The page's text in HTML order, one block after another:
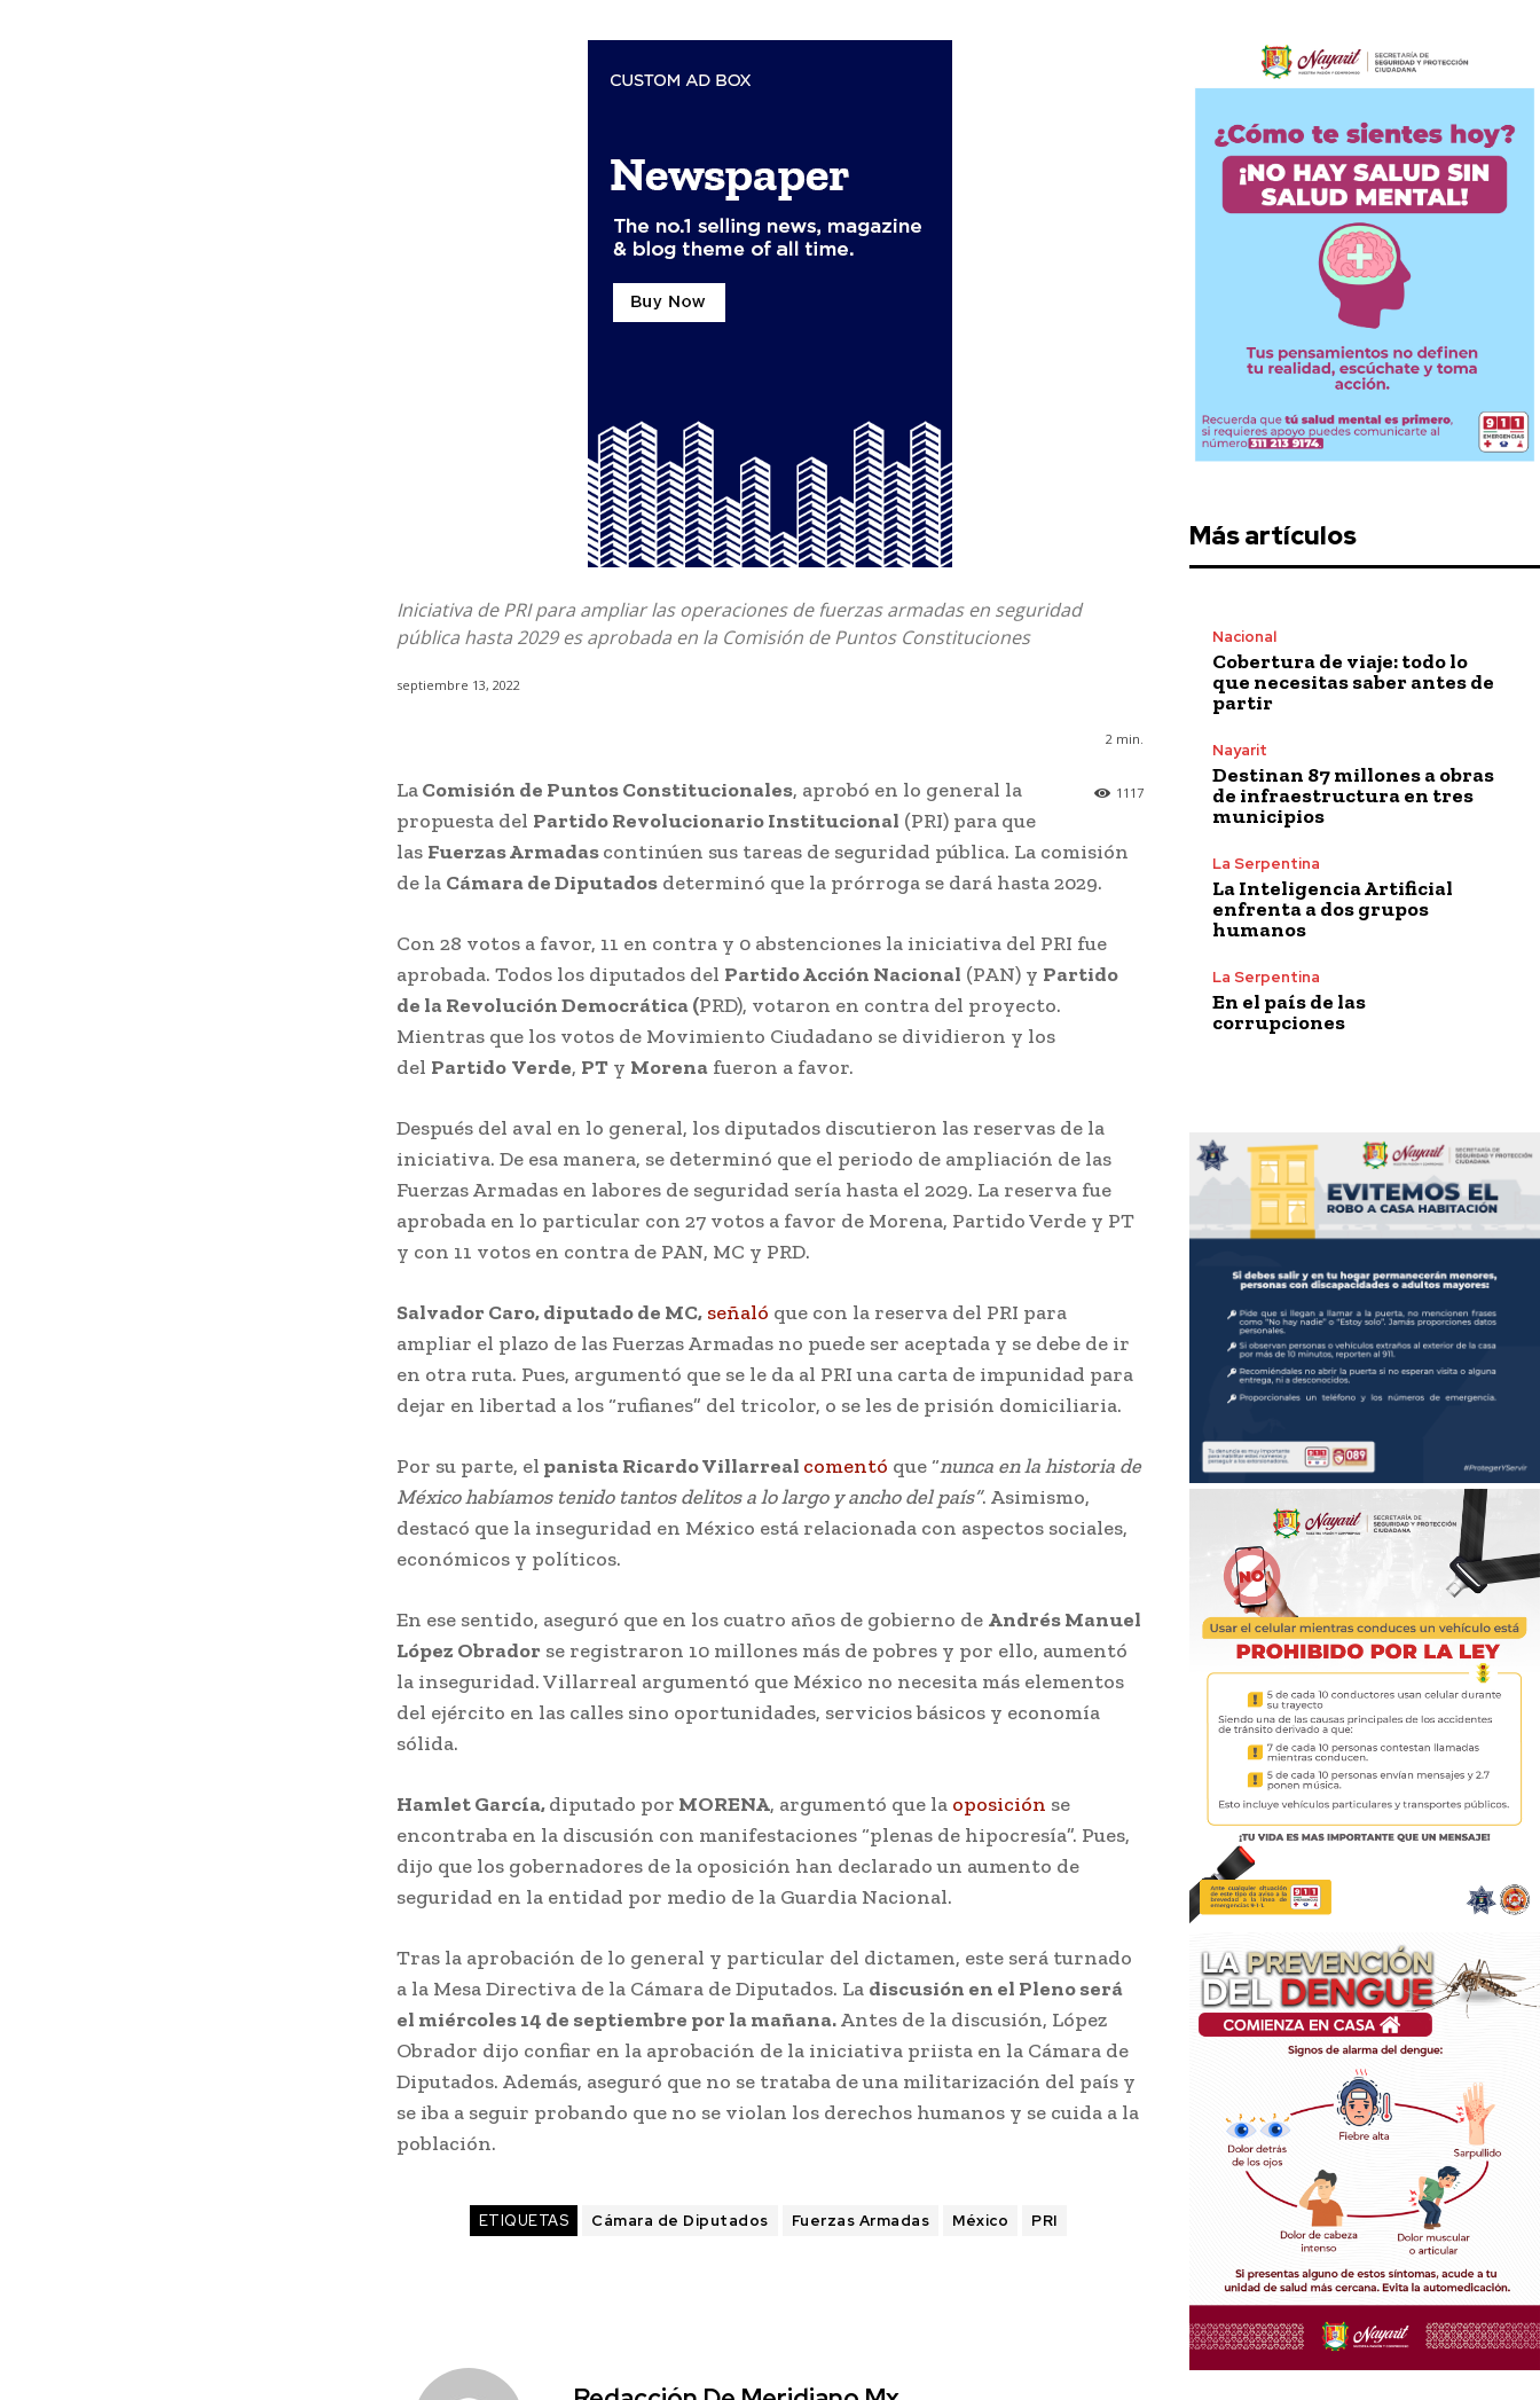
Iniciativa de PRI para ampliar las operaciones de fuerzas armadas en seguridad
pública hasta 2029 es aprobada en la Comisión de Puntos Constituciones
septiembre 13, 2022
2 min.
1117
LaComisión de Puntos Constitucionales, aprobó en lo general la
propuesta del Partido Revolucionario Institucional (PRI) para que
las Fuerzas Armadascontinúen sus tareas de seguridad pública. La comisión
de la Cámara de Diputados determinó que la prórroga se dará hasta 2029.
Con 28 votos a favor, 11 en contra y 0 abstenciones la iniciativa del PRI fue
aprobada. Todos los diputados del Partido Acción Nacional (PAN) y Partido
de la Revolución Democrática (PRD), votaron en contra del proyecto.
Mientras que los votos de Movimiento Ciudadano se dividieron y los
del Partido Verde, PT y Morena fueron a favor.
Después del aval en lo general, los diputados discutieron las reservas de la
iniciativa. De esa manera, se determinó que el periodo de ampliación de las
Fuerzas Armadas en labores de seguridad sería hasta el 2029. La reserva fue
aprobada en lo particular con 27 votos a favor de Morena, Partido Verde y PT
y con 11 votos en contra de PAN, MC y PRD.
Salvador Caro, diputado de MC, señaló que con la reserva del PRI para
ampliar el plazo de las Fuerzas Armadas no puede ser aceptada y se debe de ir
en otra ruta. Pues, argumentó que se le da al PRI una carta de impunidad para
dejar en libertad a los “rufianes” del tricolor, o se les de prisión domiciliaria.
Por su parte, el panista Ricardo Villarreal comentó que “nunca en la historia de
México habíamos tenido tantos delitos a lo largo y ancho del país”. Asimismo,
destacó que la inseguridad en México está relacionada con aspectos sociales,
económicos y políticos.
En ese sentido, aseguró que en los cuatro años de gobierno de Andrés Manuel
López Obrador se registraron 10 millones más de pobres y por ello, aumentó
la inseguridad. Villarreal argumentó que México no necesita más elementos
del ejército en las calles sino oportunidades, servicios básicos y economía
sólida.
Hamlet García,diputado por MORENA, argumentó que la oposición se
encontraba en la discusión con manifestaciones “plenas de hipocresía”. Pues,
dijo que los gobernadores de la oposición han declarado un aumento de
seguridad en la entidad por medio de la Guardia Nacional.
Tras la aprobación de lo general y particular del dictamen, este será turnado
a la Mesa Directiva de la Cámara de Diputados. La discusión en el Pleno será
el miércoles 14 de septiembre por la mañana.Antes de la discusión, López
Obrador dijo confiar en la aprobación de la iniciativa priista en la Cámara de
Diputados. Además, aseguró que no se trataba de una militarización del país y
se iba a seguir probando que no se violan los derechos humanos y se cuida a la
población.
ETIQUETAS Cámara de Diputados Fuerzas Armadas México PRI
Más artículos
Nacional
Cobertura de viaje: todo lo
que necesitas saber antes de
partir
Nayarit
Destinan 87 millones a obras
de infraestructura en tres
municipios
La Serpentina
La Inteligencia Artificial
enfrenta a dos grupos
humanos
La Serpentina
En el país de las
corrupciones